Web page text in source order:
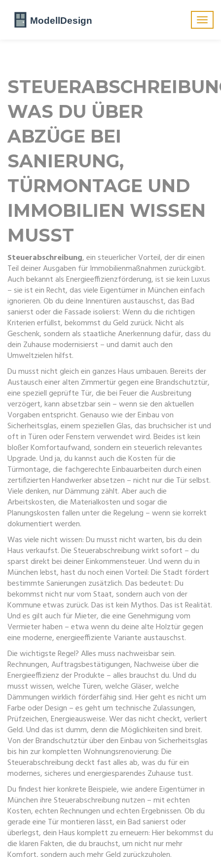
WAS DU ÜBER
ABZÜGE BEI
SANIERUNG,
TÜRMONTAGE UND
IMMOBILIEN WISSEN
MUSST
Steuerabschreibung,ein steuerlicher Vorteil, der dir einen
Teil deiner Ausgaben für Immobilienmaßnahmen zurückgibt.
Auch bekannt alsEnergieeffizienzförderung, ist sie kein Luxus
– sie ist ein Recht, das viele Eigentümer in München einfach
ignorieren.Ob du deine Innentüren austauschst, das Bad
sanierst oder die Fassade isolierst: Wenn du die richtigen
Kriterien erfüllst, bekommst du Geld zurück. Nicht als
Geschenk, sondern als staatliche Anerkennung dafür, dass du
dein Zuhause modernisierst – und damit auch den
Umweltzielen hilfst.
Du musst nicht gleich ein ganzes Haus umbauen. Bereits der
Austausch einer alten Zimmertür gegen eineBrandschutztür,
eine speziell geprüfte Tür, die bei Feuer die Ausbreitung
verzögert, kann absetzbar sein – wenn sie den aktuellen
Vorgaben entspricht. Genauso wie der Einbau von
Sicherheitsglas,einem speziellen Glas, das bruchsicher ist und
oft in Türen oder Fenstern verwendet wird. Beides ist kein
bloßer Komfortaufwand, sondern ein steuerlich relevantes
Upgrade. Und ja, du kannst auch die Kosten für die
Türmontage, die fachgerechte Einbauarbeiten durch einen
zertifizierten Handwerkerabsetzen – nicht nur die Tür selbst.
Viele denken, nur Dämmung zählt. Aber auch die
Arbeitskosten, die Materialkosten und sogar die
Planungskosten fallen unter die Regelung – wenn sie korrekt
dokumentiert werden.
Was viele nicht wissen: Du musst nicht warten, bis du dein
Haus verkaufst. Die Steuerabschreibung wirkt sofort – du
sparst direkt bei deiner Einkommensteuer. Und wenn du in
München lebst, hast du noch einen Vorteil: Die Stadt fördert
bestimmte Sanierungen zusätzlich. Das bedeutet: Du
bekommst nicht nur vom Staat, sondern auch von der
Kommune etwas zurück. Das ist kein Mythos. Das ist Realität.
Und es gilt auch für Mieter, die eine Genehmigung vom
Vermieter haben – etwa wenn du deine alte Holztür gegen
eine moderne, energieeffiziente Variante austauschst.
Die wichtigste Regel? Alles muss nachweisbar sein.
Rechnungen, Auftragsbestätigungen, Nachweise über die
Energieeffizienz der Produkte – alles brauchst du. Und du
musst wissen, welche Türen, welche Gläser, welche
Dämmungen wirklich förderfähig sind. Hier geht es nicht um
Farbe oder Design – es geht um technische Zulassungen,
Prüfzeichen, Energieausweise. Wer das nicht checkt, verliert
Geld. Und das ist dumm, denn die Möglichkeiten sind breit.
Von der Brandschutztür über den Einbau von Sicherheitsglas
bis hin zur kompletten Wohnungsrenovierung: Die
Steuerabschreibung deckt fast alles ab, was du für ein
modernes, sicheres und energiesparendes Zuhause tust.
Du findest hier konkrete Beispiele, wie andere Eigentümer in
München ihre Steuerabschreibung nutzen – mit echten
Kosten, echten Rechnungen und echten Ergebnissen. Ob du
gerade eine Tür montieren lässt, ein Bad sanierst oder
überlegst, dein Haus komplett zu erneuern: Hier bekommst du
die klaren Fakten, die du brauchst, um nicht nur mehr